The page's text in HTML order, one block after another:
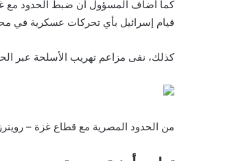
كما أضاف المسؤول أن ضبط الحدود مع
قيام إسرائيل بأي تحركات عسكرية في
كذلك، نفى مزاعم تهريب الأسلحة عبر
من الحدود المصرية مع قطاع غزة – رويترز